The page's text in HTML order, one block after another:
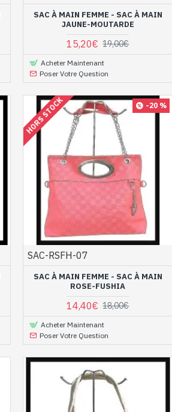
SAC À MAIN FEMME - SAC À MAIN
JAUNE-MOUTARDE
15,20€ 19,00€
Acheter Maintenant
Poser Votre Question
-20 %
HORS STOCK
SAC-RSFH-07
SAC À MAIN FEMME - SAC À MAIN
ROSE-FUSHIA
14,40€ 18,00€
Acheter Maintenant
Poser Votre Question